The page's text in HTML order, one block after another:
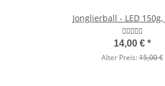
Jonglierball - LED
14,00 € *
Alter Preis:15,00 €